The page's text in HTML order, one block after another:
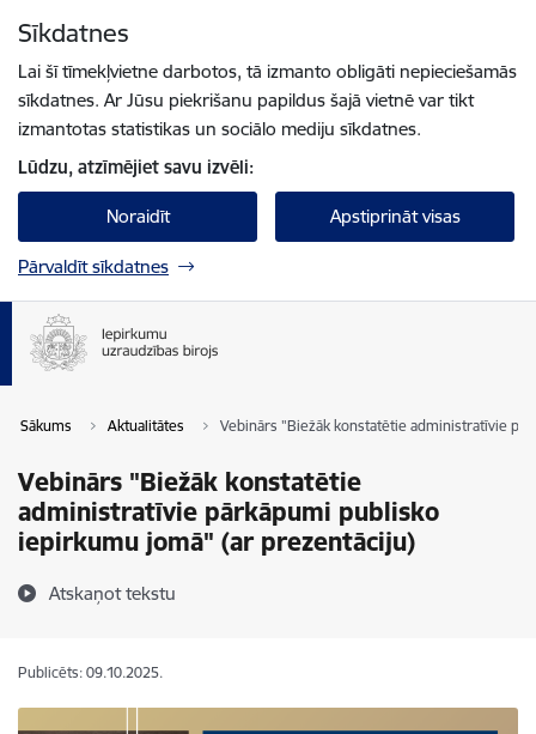
Sīkdatnes
Lai šī tīmekļvietne darbotos, tā izmanto obligāti nepieciešamās
sīkdatnes. Ar Jūsu piekrišanu papildus šajā vietnē var tikt
izmantotas statistikas un sociālo mediju sīkdatnes.
Lūdzu, atzīmējiet savu izvēli:
Noraidīt Apstiprināt visas
Pārvaldīt sīkdatnes
Sākums Aktualitātes Vebinārs "Biežāk konstatētie administratīvie
Vebinārs "Biežāk konstatētie
administratīvie pārkāpumi publisko
iepirkumu jomā" (ar prezentāciju)
Atskaņot tekstu
Publicēts: 09.10.2025.